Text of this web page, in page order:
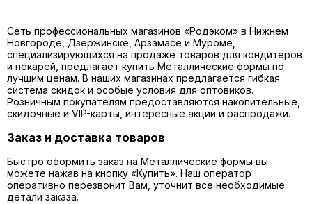
Сеть профессиональных магазинов «Родэком» в Нижнем
Новгороде, Дзержинске, Арзамасе и Муроме,
специализирующихся на продаже товаров для кондитеров
и пекарей, предлагает купить Металлические формы по
лучшим ценам. В наших магазинах предлагается гибкая
система скидок и особые условия для оптовиков.
Розничным покупателям предоставляются накопительные,
скидочные и VIP-карты, интересные акции и распродажи.
Заказ и доставка товаров
Быстро оформить заказ на Металлические формы вы
можете нажав на кнопку «Купить». Наш оператор
оперативно перезвонит Вам, уточнит все необходимые
детали заказа.